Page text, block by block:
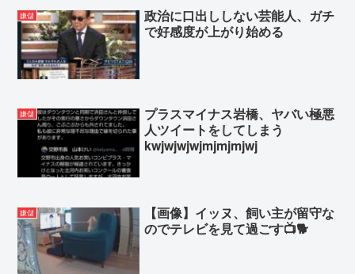
嫌儲
政治に口出ししない芸能人、ガチ
で好感度が上がり始める
嫌儲
プラスマイナス岩橋、ヤバい極悪
人ツイートをしてしまう
kwjwjwjwjmjmjmjwj
嫌儲
【画像】イッヌ、飼い主が留守な
のでテレビを見て過ごす📺🐕